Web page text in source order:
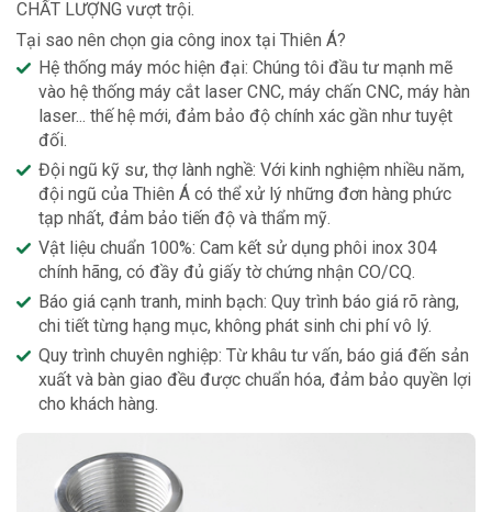
CHẤT LƯỢNG vượt trội.
Tại sao nên chọn gia công inox tại Thiên Á?
Hệ thống máy móc hiện đại: Chúng tôi đầu tư mạnh mẽ
vào hệ thống máy cắt laser CNC, máy chấn CNC, máy hàn
laser... thế hệ mới, đảm bảo độ chính xác gần như tuyệt
đối.
Đội ngũ kỹ sư, thợ lành nghề: Với kinh nghiệm nhiều năm,
đội ngũ của Thiên Á có thể xử lý những đơn hàng phức
tạp nhất, đảm bảo tiến độ và thẩm mỹ.
Vật liệu chuẩn 100%: Cam kết sử dụng phôi inox 304
chính hãng, có đầy đủ giấy tờ chứng nhận CO/CQ.
Báo giá cạnh tranh, minh bạch: Quy trình báo giá rõ ràng,
chi tiết từng hạng mục, không phát sinh chi phí vô lý.
Quy trình chuyên nghiệp: Từ khâu tư vấn, báo giá đến sản
xuất và bàn giao đều được chuẩn hóa, đảm bảo quyền lợi
cho khách hàng.